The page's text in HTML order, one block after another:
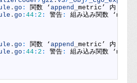
. go : 関数 ‘ append metric’ 内
. go : 44 : 2 : 警告 : 組み込み関数 ‘ memcpy
. go : 関数 ‘ append metric’ 内
. go : 44 : 2 : 警告 : 組み込み関数 ‘ memcpy